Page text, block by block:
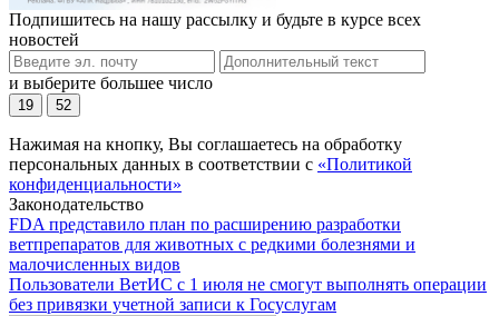
Подпишитесь на нашу рассылку и будьте в курсе всех
новостей
и выберите большее число
19 52
Нажимая на кнопку, Вы соглашаетесь на обработку
персональных данных в соответствии с «Политикой
конфиденциальности»
Законодательство
FDA представило план по расширению разработки
ветпрепаратов для животных с редкими болезнями и
малочисленных видов
Пользователи ВетИС с 1 июля не смогут выполнять операции
без привязки учетной записи к Госуслугам